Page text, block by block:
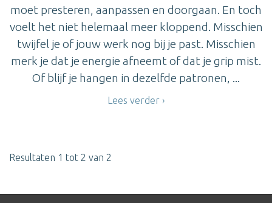
moet presteren, aanpassen en doorgaan. En toch
voelt het niet helemaal meer kloppend. Misschien
twijfel je of jouw werk nog bij je past. Misschien
merk je dat je energie afneemt of dat je grip mist.
Of blijf je hangen in dezelfde patronen, ...
Lees verder
Resultaten 1 tot 2 van 2